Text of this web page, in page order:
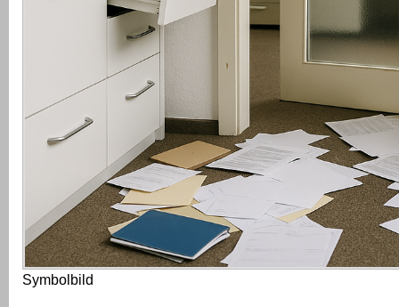
Symbolbild